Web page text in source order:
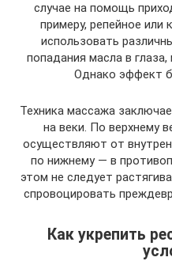
случае на помощь
примеру, репейное
использовать
попадания масла в
Однако эффект
Техника массажа
на веки. По верхнему
осуществляют от
по нижнему — в
этом не следует
спровоцировать
Как укрепить